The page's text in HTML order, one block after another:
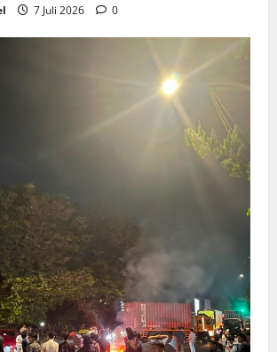
7 Juli 2026 0